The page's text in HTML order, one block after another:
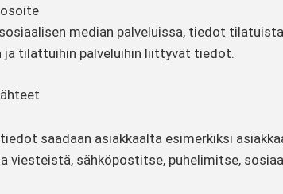
median palveluissa, tiedot
ja tilattuihin palveluihin liittyvät tiedot.
saadaan asiakkaalta esimerkiksi
viesteistä, sähköpostitse, puhelimitse,